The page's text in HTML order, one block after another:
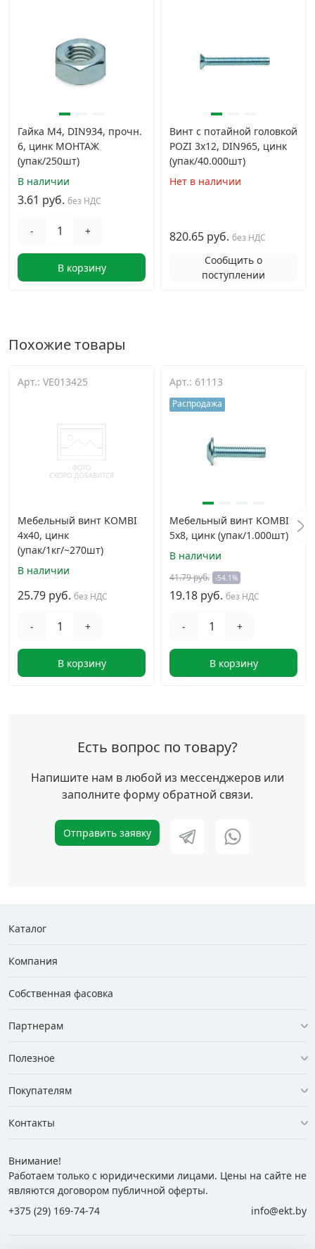
Гайка М4, DIN934, прочн.
6, цинк МОНТАЖ
(упак/250шт)
В наличии
3.61 руб. без НДС
- +
В корзину
Винт с потайной головкой
POZI 3х12, DIN965, цинк
(упак/40.000шт)
Нет в наличии
820.65 руб. без НДС
Сообщить о
поступлении
Похожие товары
Арт.: VE013425
Мебельный винт KOMBI
4х40, цинк
(упак/1кг/~270шт)
В наличии
25.79 руб. без НДС
- +
В корзину
Арт.: 61113
Распродажа
Мебельный винт KOMBI
5х8, цинк (упак/1.000шт)
В наличии
41.79 руб. -54.1%
19.18 руб. без НДС
- +
В корзину
Есть вопрос по товару?
Напишите нам в любой из мессенджеров или
заполните форму обратной связи.
Отправить заявку
Каталог
Компания
Собственная фасовка
Партнерам
Полезное
Покупателям
Контакты
Внимание!
Работаем только с юридическими лицами. Цены на сайте не
являются договором публичной оферты.
+375 (29) 169-74-74
info@ekt.by